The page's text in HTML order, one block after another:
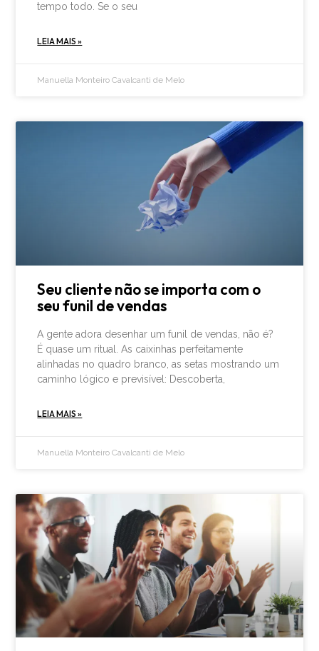
tempo todo. Se o seu
LEIA MAIS »
Manuella Monteiro Cavalcanti de Melo
Seu cliente não se importa com o
seu funil de vendas
A gente adora desenhar um funil de vendas, não é?
É quase um ritual. As caixinhas perfeitamente
alinhadas no quadro branco, as setas mostrando um
caminho lógico e previsível: Descoberta,
LEIA MAIS »
Manuella Monteiro Cavalcanti de Melo